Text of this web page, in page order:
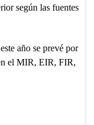
según las fuentes
año se prevé por
el MIR, EIR, FIR,